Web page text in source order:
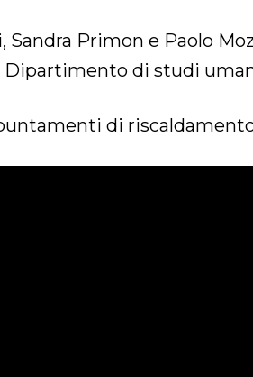
Primon e Paolo
Dipartimento di studi
di